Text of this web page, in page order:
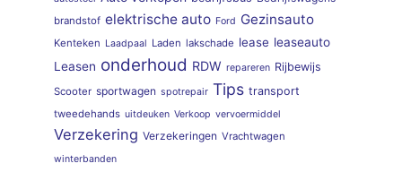
brandstof elektrische auto Ford Gezinsauto
Kenteken Laadpaal Laden lakschade lease leaseauto
Leasen onderhoud RDW repareren Rijbewijs
Scooter sportwagen spotrepair Tips transport
tweedehands uitdeuken Verkoop vervoermiddel
Verzekering Verzekeringen Vrachtwagen
winterbanden